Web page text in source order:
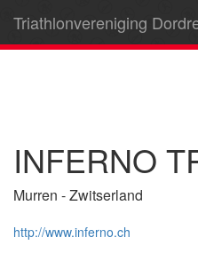
Triathlonvereniging
INFERNO
Murren - Zwitserland
http://www.inferno.ch